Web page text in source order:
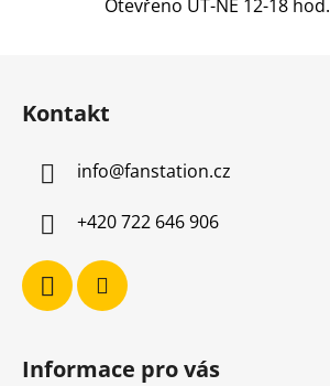
Otevřeno UT-NE 12-18 hod.
Kontakt
info@fanstation.cz
+420 722 646 906
Informace pro vás